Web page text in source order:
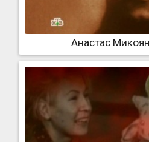
Анастас